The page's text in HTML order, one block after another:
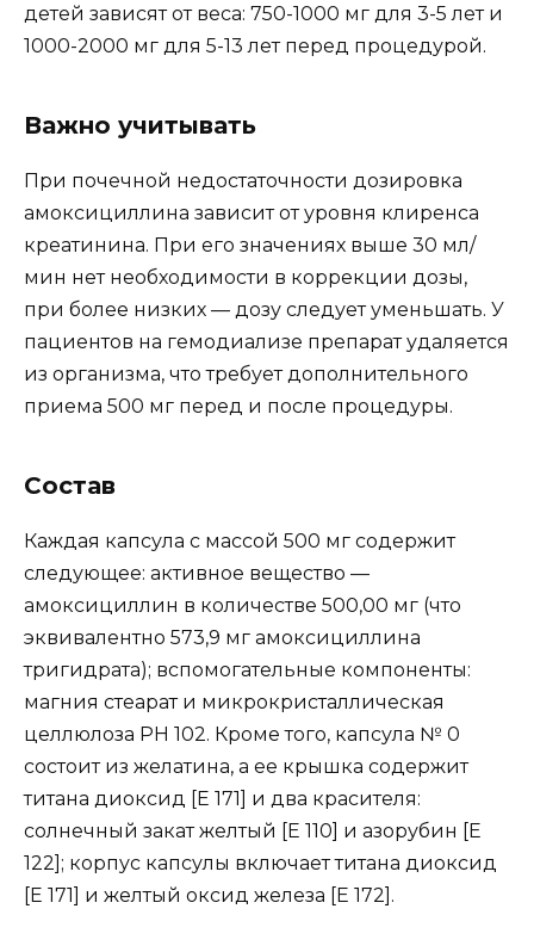
детей зависят от веса: 750-1000 мг для 3-5 лет и
1000-2000 мг для 5-13 лет перед процедурой.
Важно учитывать
При почечной недостаточности дозировка
амоксициллина зависит от уровня клиренса
креатинина. При его значениях выше 30 мл/
мин нет необходимости в коррекции дозы,
при более низких — дозу следует уменьшать. У
пациентов на гемодиализе препарат удаляется
из организма, что требует дополнительного
приема 500 мг перед и после процедуры.
Состав
Каждая капсула с массой 500 мг содержит
следующее: активное вещество —
амоксициллин в количестве 500,00 мг (что
эквивалентно 573,9 мг амоксициллина
тригидрата); вспомогательные компоненты:
магния стеарат и микрокристаллическая
целлюлоза PH 102. Кроме того, капсула № 0
состоит из желатина, а ее крышка содержит
титана диоксид [E 171] и два красителя:
солнечный закат желтый [E 110] и азорубин [E
122]; корпус капсулы включает титана диоксид
[E 171] и желтый оксид железа [E 172].